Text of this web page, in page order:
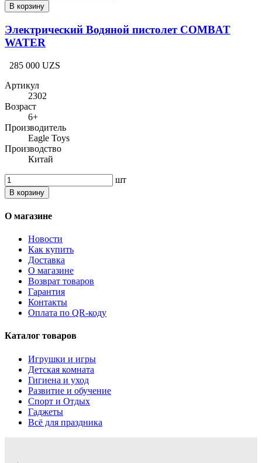
В корзину
Электрический Водяной пистолет COMBAT
WATER
285 000 UZS
Артикул
2302
Возраст
6+
Производитель
Eagle Toys
Производство
Китай
шт
В корзину
О магазине
Новости
Как купить
Доставка
О магазине
Возврат товаров
Гарантия
Контакты
Оплата по QR-коду
Каталог товаров
Игрушки и игры
Детская комната
Гигиена и уход
Развитие и обучение
Спорт и Отдых
Гаджеты
Всё для праздника